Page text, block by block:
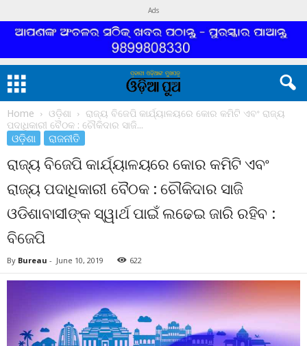
Ads
Home ଓଡ଼ିଶା
ରାଜ୍ୟ ବିଜେପି କାର୍ଯ୍ୟାଳୟରେ କୋର କମିଟି ଏବଂ ରାଜ୍ୟ
ପଦାଧିକାରୀ ବୈଠକ : ଚୌକିଦାର ସାଜି...
ଓଡ଼ିଶା ରାଜନୀତି
ରାଜ୍ୟ ବିଜେପି କାର୍ଯ୍ୟାଳୟରେ କୋର କମିଟି ଏବଂ
ରାଜ୍ୟ ପଦାଧିକାରୀ ବୈଠକ : ଚୌକିଦାର ସାଜି
ଓଡିଶାବାସୀଙ୍କ ସ୍ୱାର୍ଥ ପାଇଁ ଲଢେଇ ଜାରି ରହିବ :
ବିଜେପି
By Bureau - June 10, 2019 622